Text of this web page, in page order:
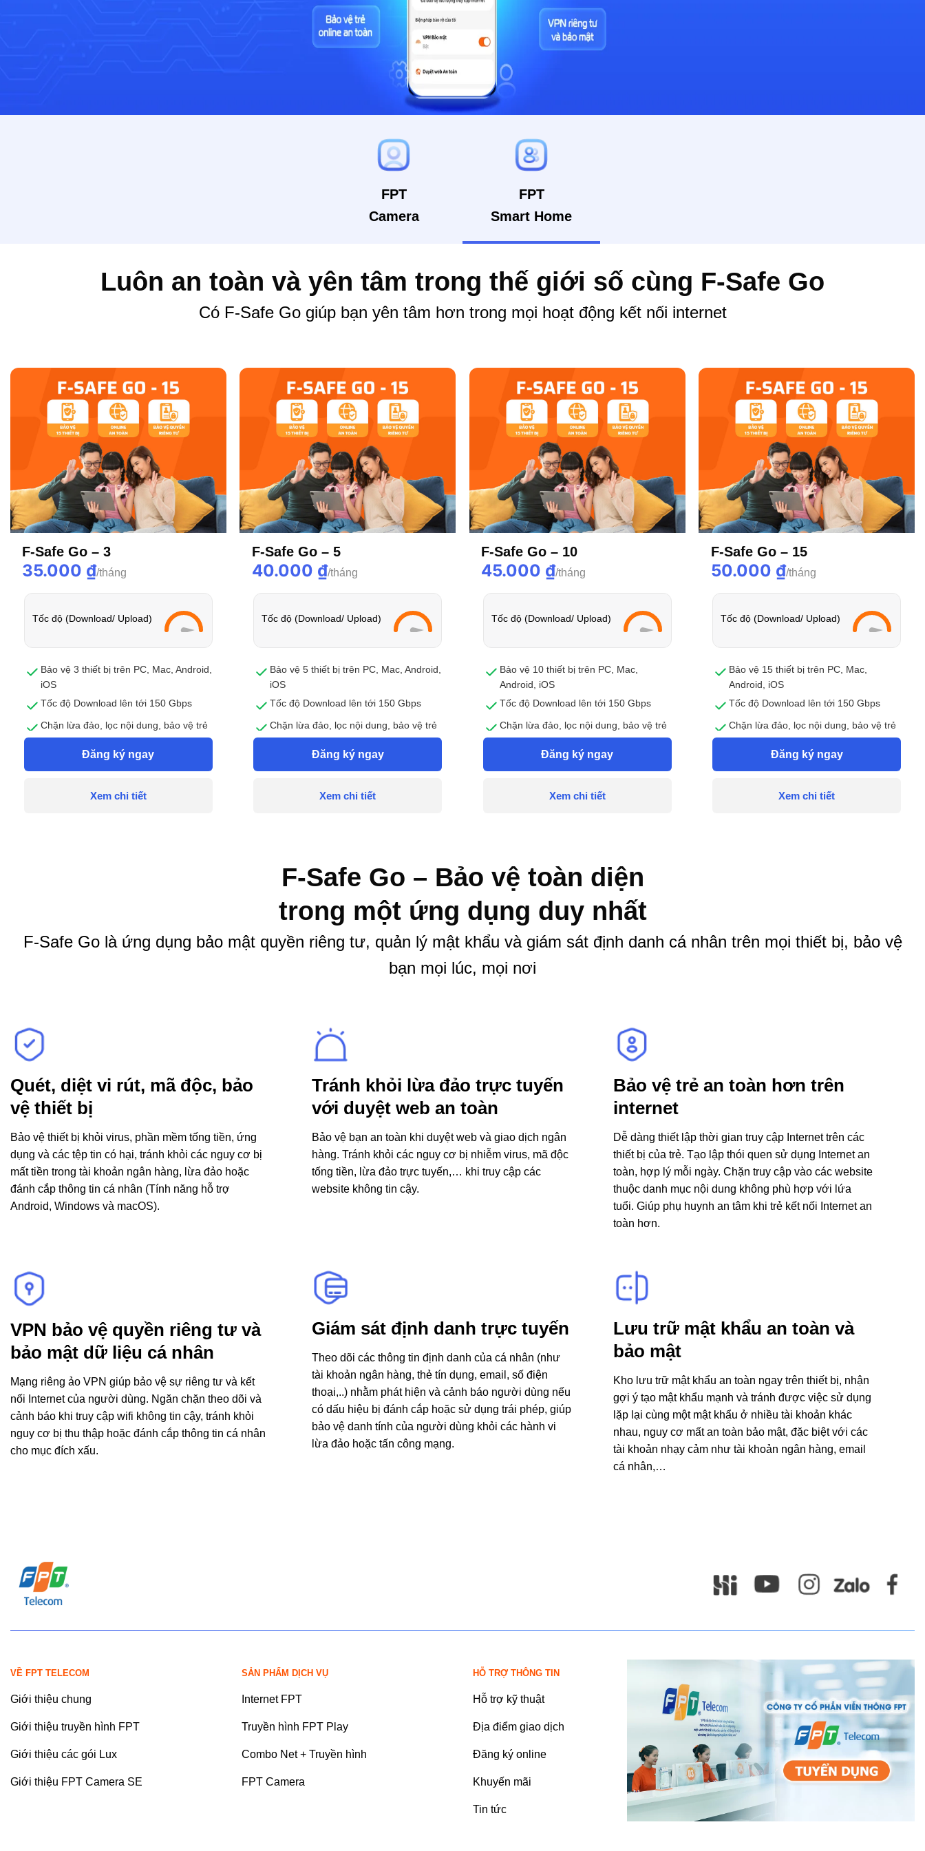
FPT
Camera
FPT
Smart Home
Luôn an toàn và yên tâm trong thế giới số cùng F-Safe Go
Có F-Safe Go giúp bạn yên tâm hơn trong mọi hoạt động kết nối internet
F-Safe Go – 3
35.000 ₫
Tốc độ (Download/ Upload)
Bảo vệ 3 thiết bị trên PC, Mac, Android,
iOS
Tốc độ Download lên tới 150 Gbps
Chặn lừa đảo, lọc nội dung, bảo vệ trẻ
online an toàn
Bảo vệ quyền riêng tư và dữ liệu cá
nhân
Đăng ký ngay
Xem chi tiết
F-Safe Go – 5
40.000 ₫
Tốc độ (Download/ Upload)
Bảo vệ 5 thiết bị trên PC, Mac, Android,
iOS
Tốc độ Download lên tới 150 Gbps
Chặn lừa đảo, lọc nội dung, bảo vệ trẻ
online an toàn
Bảo vệ quyền riêng tư và dữ liệu cá
nhân
Đăng ký ngay
Xem chi tiết
F-Safe Go – 10
45.000 ₫
Tốc độ (Download/ Upload)
Bảo vệ 10 thiết bị trên PC, Mac,
Android, iOS
Tốc độ Download lên tới 150 Gbps
Chặn lừa đảo, lọc nội dung, bảo vệ trẻ
online an toàn
Bảo vệ quyền riêng tư và dữ liệu cá
nhân
Đăng ký ngay
Xem chi tiết
F-Safe Go – 15
50.000 ₫
Tốc độ (Download/ Upload)
Bảo vệ 15 thiết bị trên PC, Mac,
Android, iOS
Tốc độ Download lên tới 150 Gbps
Chặn lừa đảo, lọc nội dung, bảo vệ trẻ
online an toàn
Bảo vệ quyền riêng tư và dữ liệu cá
nhân
Đăng ký ngay
Xem chi tiết
F-Safe Go – Bảo vệ toàn diện
trong một ứng dụng duy nhất
F-Safe Go là ứng dụng bảo mật quyền riêng tư, quản lý mật khẩu và giám sát định danh cá nhân trên mọi thiết bị, bảo vệ
bạn mọi lúc, mọi nơi
Quét, diệt vi rút, mã độc, bảo
vệ thiết bị
Bảo vệ thiết bị khỏi virus, phần mềm tống tiền, ứng
dụng và các tệp tin có hại, tránh khỏi các nguy cơ bị
mất tiền trong tài khoản ngân hàng, lừa đảo hoặc
đánh cắp thông tin cá nhân (Tính năng hỗ trợ
Android, Windows và macOS).
Tránh khỏi lừa đảo trực tuyến
với duyệt web an toàn
Bảo vệ bạn an toàn khi duyệt web và giao dịch ngân
hàng. Tránh khỏi các nguy cơ bị nhiễm virus, mã độc
tống tiền, lừa đảo trực tuyến,… khi truy cập các
website không tin cậy.
Bảo vệ trẻ an toàn hơn trên
internet
Dễ dàng thiết lập thời gian truy cập Internet trên các
thiết bị của trẻ. Tạo lập thói quen sử dụng Internet an
toàn, hợp lý mỗi ngày. Chặn truy cập vào các website
thuộc danh mục nội dung không phù hợp với lứa
tuổi. Giúp phụ huynh an tâm khi trẻ kết nối Internet an
toàn hơn.
VPN bảo vệ quyền riêng tư và
bảo mật dữ liệu cá nhân
Mạng riêng ảo VPN giúp bảo vệ sự riêng tư và kết
nối Internet của người dùng. Ngăn chặn theo dõi và
cảnh báo khi truy cập wifi không tin cậy, tránh khỏi
nguy cơ bị thu thập hoặc đánh cắp thông tin cá nhân
cho mục đích xấu.
Giám sát định danh trực tuyến
Theo dõi các thông tin định danh của cá nhân (như
tài khoản ngân hàng, thẻ tín dụng, email, số điện
thoại,..) nhằm phát hiện và cảnh báo người dùng nếu
có dấu hiệu bị đánh cắp hoặc sử dụng trái phép, giúp
bảo vệ danh tính của người dùng khỏi các hành vi
lừa đảo hoặc tấn công mạng.
Lưu trữ mật khẩu an toàn và
bảo mật
Kho lưu trữ mật khẩu an toàn ngay trên thiết bị, nhận
gợi ý tạo mật khẩu mạnh và tránh được việc sử dụng
lặp lại cùng một mật khẩu ở nhiều tài khoản khác
nhau, nguy cơ mất an toàn bảo mật, đặc biệt với các
tài khoản nhạy cảm như tài khoản ngân hàng, email
cá nhân,…
VỀ FPT TELECOM
Giới thiệu chung
Giới thiệu truyền hình FPT
Giới thiệu các gói Lux
Giới thiệu FPT Camera SE
SẢN PHẨM DỊCH VỤ
Internet FPT
Truyền hình FPT Play
Combo Net + Truyền hình
FPT Camera
HỖ TRỢ THÔNG TIN
Hỗ trợ kỹ thuật
Địa điểm giao dịch
Đăng ký online
Khuyến mãi
Tin tức